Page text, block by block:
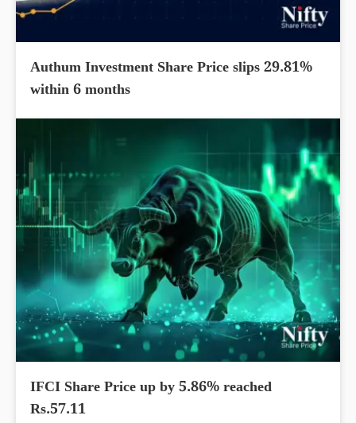
Authum Investment Share Price slips 29.81%
within 6 months
IFCI Share Price up by 5.86% reached
Rs.57.11